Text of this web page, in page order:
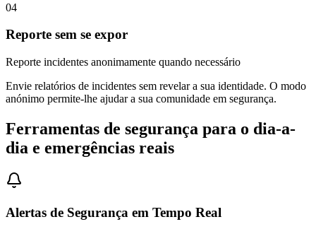
04
Reporte sem se expor
Reporte incidentes anonimamente quando necessário
Envie relatórios de incidentes sem revelar a sua identidade. O modo
anónimo permite-lhe ajudar a sua comunidade em segurança.
Ferramentas de segurança para o dia-a-
dia e emergências reais
Alertas de Segurança em Tempo Real